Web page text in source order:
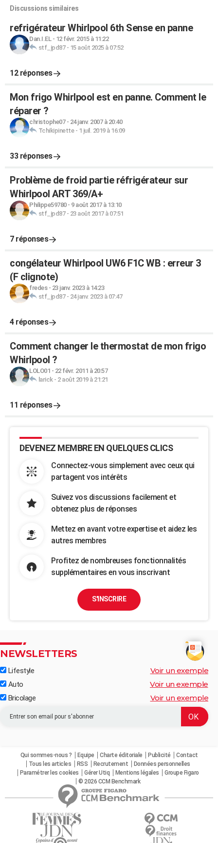
Discussions similaires
refrigérateur Whirlpool 6th Sense en panne
Dan.I.EL- 12 févr. 2015 à 11:22
stf_jpd87- 15 août 2025 à 07:52
12 réponses
Mon frigo Whirlpool est en panne. Comment le
réparer ?
christophe07- 24 janv. 2007 à 20:40
Tchikipinette- 1 juil. 2019 à 16:09
33 réponses
Problème de froid partie réfrigérateur sur
Whirlpool ART 369/A+
Philippe59780- 9 août 2017 à 13:10
stf_jpd87- 23 août 2017 à 07:51
7 réponses
congélateur Whirlpool UW6 F1C WB : erreur 3
(F clignote)
fredes- 23 janv. 2023 à 14:23
stf_jpd87- 24 janv. 2023 à 07:47
4 réponses
Comment changer le thermostat de mon frigo
Whirlpool ?
LOLO01 - 22 févr. 2011 à 20:57
larick- 2 août 2019 à 21:21
11 réponses
DEVENEZ MEMBRE EN QUELQUES CLICS
Connectez-vous simplement avec ceux qui
partagent vos intérêts
Suivez vos discussions facilement et
obtenez plus de réponses
Mettez en avant votre expertise et aidez les
autres membres
Profitez de nombreuses fonctionnalités
supplémentaires en vous inscrivant
S'INSCRIRE
NEWSLETTERS
Lifestyle Voir un exemple
Auto Voir un exemple
Bricolage Voir un exemple
Qui sommes-nous ? Equipe Charte éditoriale Publicité
Contact
Tous les articles
RSS Recrutement
Données personnelles
Paramétrer les cookies
Gérer Utiq Mentions légales
Groupe Figaro
© 2026 CCM Benchmark